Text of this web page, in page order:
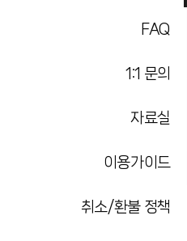
FAQ
1:1 문의
자료실
이용가이드
취소/환불 정책